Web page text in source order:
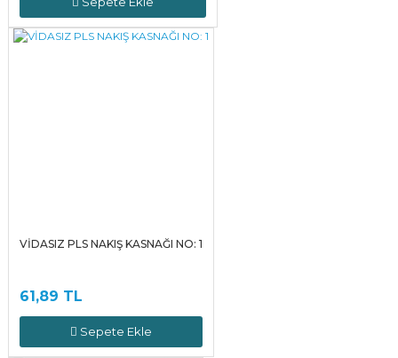
VİDASIZ PLS NAKIŞ KASNAĞI NO: 1
61,89 TL
Sepete Ekle